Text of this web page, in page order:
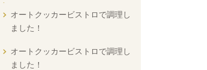
オートクッカービストロで調理し
ました！
オートクッカービストロで調理し
ました！